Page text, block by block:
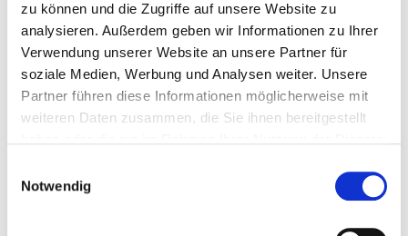
zu können und die Zugriffe auf unsere Website zu
analysieren. Außerdem geben wir Informationen zu Ihrer
Verwendung unserer Website an unsere Partner für
soziale Medien, Werbung und Analysen weiter. Unsere
Partner führen diese Informationen möglicherweise mit
weiteren Daten zusammen, die Sie ihnen bereitgestellt
Notwendig
Dieses Produkt wird als Bausatz geliefert, eine
fachmännische Montage dauert ca. 30 min.
Zubehör